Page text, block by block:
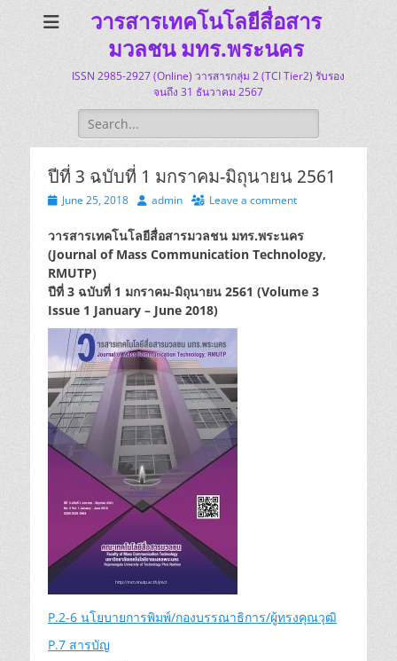
วารสารเทคโนโลยีสื่อสาร
มวลชน มทร.พระนคร
ISSN 2985-2927 (Online) วารสารกลุ่ม 2 (TCI Tier2) รับรอง
จนถึง 31 ธันวาคม 2567
Search
for:
ปีที่ 3 ฉบับที่ 1 มกราคม-มิถุนายน 2561
PostedJune 25, 2018 Author
admin Leave a comment
วารสารเทคโนโลยีสื่อสารมวลชน มทร.พระนคร
(Journal of Mass Communication Technology,
RMUTP)
ปีที่ 3 ฉบับที่ 1 มกราคม-มิถุนายน 2561 (Volume 3
Issue 1 January – June 2018)
P.2-6 นโยบายการพิมพ์/กองบรรณาธิการ/ผู้ทรงคุณวุฒิ
P.7 สารบัญ